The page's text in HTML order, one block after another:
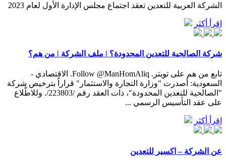
الشركة العربية للتعدين تعقد اجتماع مجلس الإدارة الأول لعام 2023
اقرأ أكثر
شركة الصالحية للتعدين المحدودة؟ | ملف الشركة | من هم؟
تابع من هم على تويتر. Follow @ManHomAliq. الاقتصادي -
السعودية: أصدرت "وزارة التجارة والاستثمار" قراراً بترخيص شركة
"الصالحية للتعدين المحدودة"، ذات العقد رقم /223803/. وللاطّلاع
على عقد التأسيس الرسمي ...
اقرأ أكثر
عن الشركة – اكسير للتعدين